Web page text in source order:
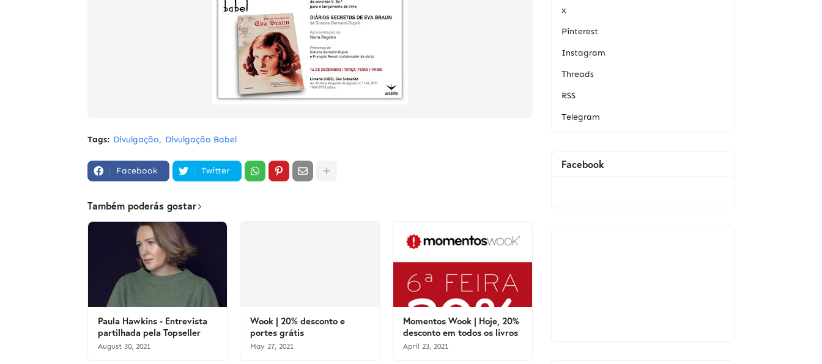
Tags: Divulgação Divulgação Babel
Facebook Twitter
Também poderás gostar
Paula Hawkins - Entrevista
partilhada pela Topseller
August 30, 2021
Wook | 20% desconto e
portes grátis
May 27, 2021
Momentos Wook | Hoje, 20%
desconto em todos os livros
April 23, 2021
x
Pinterest
Instagram
Threads
RSS
Telegram
Facebook